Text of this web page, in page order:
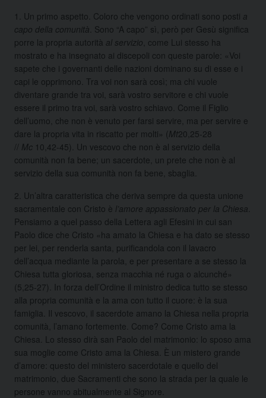
1. Un primo aspetto. Coloro che vengono ordinati sono posti a
capo della comunità . Sono “A capo” sì, però per Gesù significa
porre la propria autorità al servizio , come Lui stesso ha
mostrato e ha insegnato ai discepoli con queste parole: «Voi
sapete che i governanti delle nazioni dominano su di esse e i
capi le opprimono. Tra voi non sarà così; ma chi vuole
diventare grande tra voi, sarà vostro servitore e chi vuole
essere il primo tra voi, sarà vostro schiavo. Come il Figlio
dell’uomo, che non è venuto per farsi servire, ma per servire e
dare la propria vita in riscatto per molti» (Mt20,25-28
Mc 10,42-45). Un vescovo che non è al servizio della
comunità non fa bene; un sacerdote, un prete che non è al
servizio della sua comunità non fa bene, sbaglia.
2. Un’altra caratteristica che deriva sempre da questa unione
sacramentale con Cristo è l’amore appassionato per la Chiesa
Pensiamo a quel passo della Lettera agli Efesini in cui san
Paolo dice che Cristo «ha amato la Chiesa e ha dato se stesso
per lei, per renderla santa, purificandola con il lavacro
dell’acqua mediante la parola, e per presentare a se stesso la
Chiesa tutta gloriosa, senza macchia né ruga o alcunché»
(5,25-27). In forza dell’Ordine il ministro dedica tutto se stesso
alla propria comunità e la ama con tutto il cuore: è la sua
famiglia. Il vescovo, il sacerdote amano la Chiesa nella propria
comunità, l’amano fortemente. Come? Come Cristo ama la
Chiesa. Lo stesso dirà san Paolo del matrimonio: lo sposo ama
sua moglie come Cristo ama la Chiesa. È un mistero grande
d’amore: questo del ministero sacerdotale e quello del
matrimonio, due Sacramenti che sono la strada per la quale le
persone vanno abitualmente al Signore.